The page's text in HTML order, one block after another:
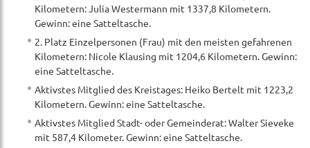
Kilometern: Julia Westermann mit 1337,8 Kilometern.
Gewinn: eine Satteltasche.
2. Platz Einzelpersonen (Frau) mit den meisten gefahrenen
Kilometern: Nicole Klausing mit 1204,6 Kilometern. Gewinn:
eine Satteltasche.
Aktivstes Mitglied des Kreistages: Heiko Bertelt mit 1223,2
Kilometern. Gewinn: eine Satteltasche.
Aktivstes Mitglied Stadt- oder Gemeinderat: Walter Sieveke
mit 587,4 Kilometer. Gewinn: eine Satteltasche.